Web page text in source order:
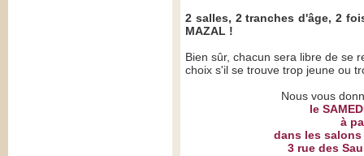
2 salles, 2 tranches d'âge, 2
MAZAL !
Bien sûr, chacun sera libre de se
choix s'il se trouve trop jeune ou
Nous vous
le
à
dans les salons
3 rue des